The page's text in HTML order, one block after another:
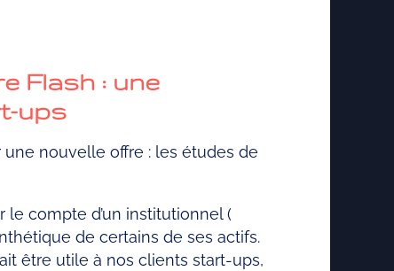
Flash : une
ups
une nouvelle offre : les études de
compte d’un institutionnel (
de certains de ses actifs.
être utile à nos clients start-ups,